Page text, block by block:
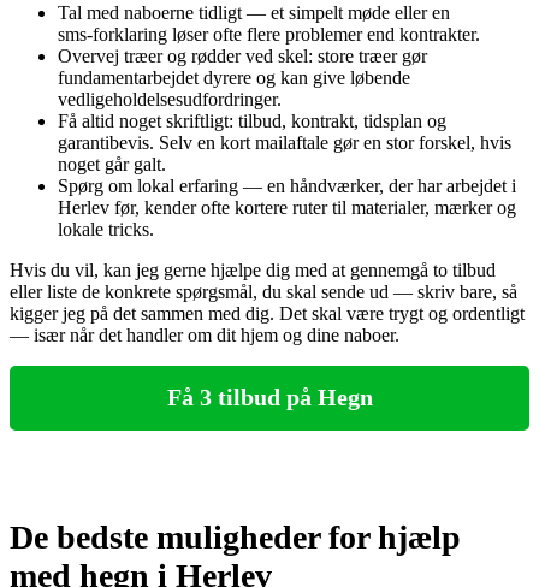
Tal med naboerne tidligt — et simpelt møde eller en
sms‑forklaring løser ofte flere problemer end kontrakter.
Overvej træer og rødder ved skel: store træer gør
fundamentarbejdet dyrere og kan give løbende
vedligeholdelsesudfordringer.
Få altid noget skriftligt: tilbud, kontrakt, tidsplan og
garantibevis. Selv en kort mailaftale gør en stor forskel, hvis
noget går galt.
Spørg om lokal erfaring — en håndværker, der har arbejdet i
Herlev før, kender ofte kortere ruter til materialer, mærker og
lokale tricks.
Hvis du vil, kan jeg gerne hjælpe dig med at gennemgå to tilbud
eller liste de konkrete spørgsmål, du skal sende ud — skriv bare, så
kigger jeg på det sammen med dig. Det skal være trygt og ordentligt
— især når det handler om dit hjem og dine naboer.
Få 3 tilbud på Hegn
De bedste muligheder for hjælp
med hegn i Herlev